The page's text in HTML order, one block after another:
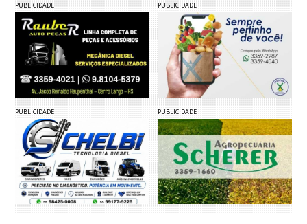
PUBLICIDADE PUBLICIDADE
PUBLICIDADE PUBLICIDADE